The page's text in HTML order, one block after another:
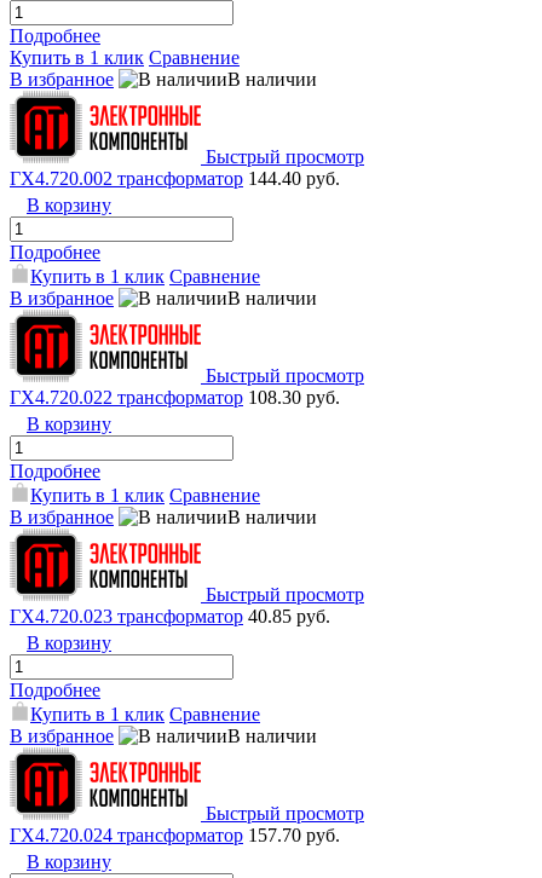
Подробнее
Купить в 1 клик Сравнение
В избранное
В наличии
Быстрый просмотр
ГХ4.720.002 трансформатор 144.40 руб.
В корзину
Подробнее
Купить в 1 клик Сравнение
В избранное
В наличии
Быстрый просмотр
ГХ4.720.022 трансформатор 108.30 руб.
В корзину
Подробнее
Купить в 1 клик Сравнение
В избранное
В наличии
Быстрый просмотр
ГХ4.720.023 трансформатор 40.85 руб.
В корзину
Подробнее
Купить в 1 клик Сравнение
В избранное
В наличии
Быстрый просмотр
ГХ4.720.024 трансформатор 157.70 руб.
В корзину